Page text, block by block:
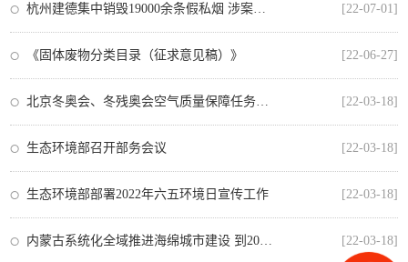
杭州建德集中销毁19000余条假私烟 涉案金额超600万元 [22-07-01]
《固体废物分类目录（征求意见稿）》 [22-06-27]
北京冬奥会、冬残奥会空气质量保障任务顺利完成 [22-03-18]
生态环境部召开部务会议 [22-03-18]
生态环境部部署2022年六五环境日宣传工作 [22-03-18]
内蒙古系统化全域推进海绵城市建设 到2025年底，建成不少于一处集中连片示范区 [22-03-18]